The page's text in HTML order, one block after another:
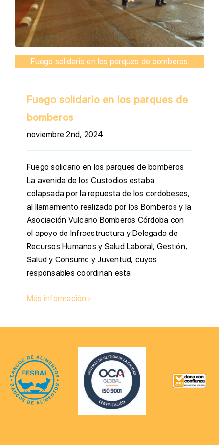
Fuego solidario en los parques de bomberos
Fuego solidario en los parques de
bomberos
noviembre 2nd, 2024
Fuego solidario en los parques de bomberos
La avenida de los Custodios estaba
colapsada por la repuesta de los cordobeses,
al llamamiento realizado por los Bomberos y la
Asociación Vulcano Bomberos Córdoba con
el apoyo de Infraestructura y Delegada de
Recursos Humanos y Salud Laboral, Gestión,
Salud y Consumo y Juventud, cuyos
responsables coordinan esta
Más información